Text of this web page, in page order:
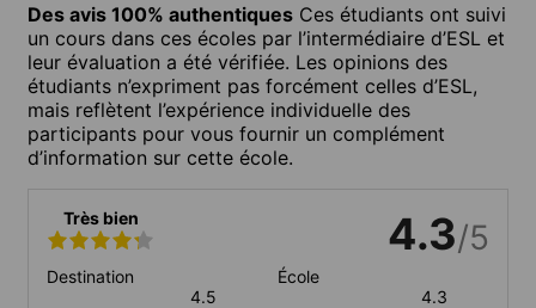
Des avis 100% authentiques Ces étudiants ont suivi
un cours dans ces écoles par l’intermédiaire d’ESL et
leur évaluation a été vérifiée. Les opinions des
étudiants n’expriment pas forcément celles d’ESL,
mais reflètent l’expérience individuelle des
participants pour vous fournir un complément
d’information sur cette école.
Très bien 4.3/5
Destination
4.5
École
4.3